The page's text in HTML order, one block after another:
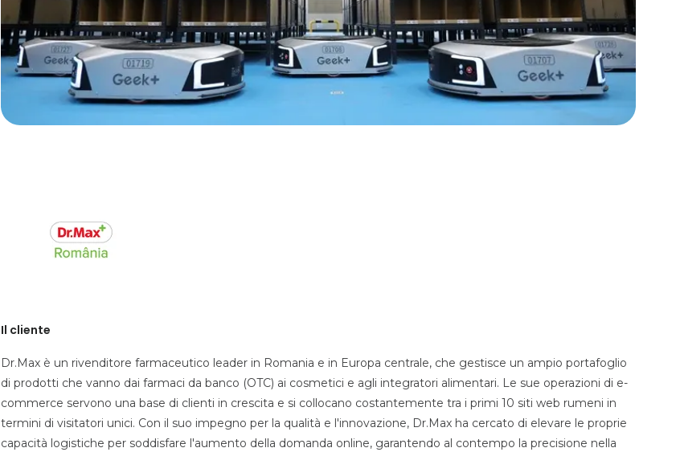
Il cliente
Dr.Max è un rivenditore farmaceutico leader in Romania e in Europa centrale, che gestisce un ampio portafoglio
di prodotti che vanno dai farmaci da banco (OTC) ai cosmetici e agli integratori alimentari. Le sue operazioni di e-
commerce servono una base di clienti in crescita e si collocano costantemente tra i primi 10 siti web rumeni in
termini di visitatori unici. Con il suo impegno per la qualità e l'innovazione, Dr.Max ha cercato di elevare le proprie
capacità logistiche per soddisfare l'aumento della domanda online, garantendo al contempo la precisione nella